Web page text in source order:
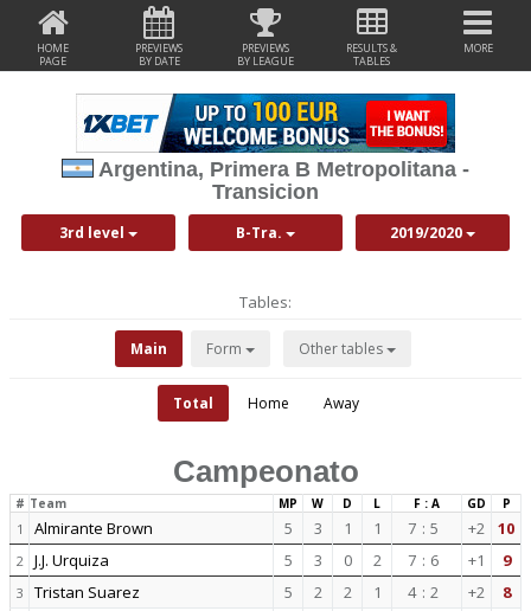
HOME
PAGE
PREVIEWS
BY DATE
PREVIEWS
BY LEAGUE
RESULTS &
TABLES
MORE
Argentina, Primera B Metropolitana -
Transicion
3rd level B-Tra. 2019/2020
Tables:
Main Form Other tables
Total Home Away
Campeonato
# Team MP W D L F : A GD P
1 Almirante Brown 5 3 1 1 7 : 5 +2 10
2 J.J. Urquiza 5 3 0 2 7 : 6 +1 9
3 Tristan Suarez 5 2 2 1 4 : 2 +2 8